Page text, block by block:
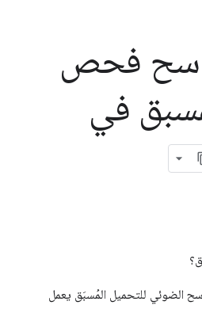
فحص
في
الضوئي للتحميل المُسبَق يعمل